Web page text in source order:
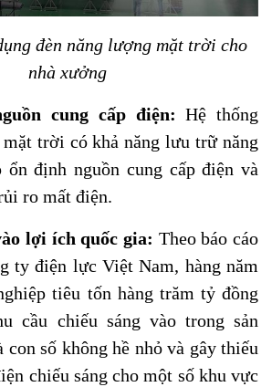
đèn năng lượng mặt trời cho
nhà xưởng
cung cấp điện: Hệ thống
trời có khả năng lưu trữ năng
định nguồn cung cấp điện và
ro mất điện.
lợi ích quốc gia: Theo báo cáo
ty điện lực Việt Nam, hàng năm
tiêu tốn hàng trăm tỷ đồng
cầu chiếu sáng vào trong sản
số không hề nhỏ và gây thiếu
chiếu sáng cho một số khu vực